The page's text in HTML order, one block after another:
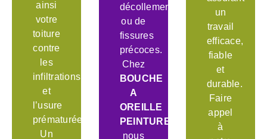
ainsi
votre
toiture
contre
les
infiltrations
et
l’usure
prématurée.
Un
décollement
ou de
fissures
précoces.
Chez
BOUCHE
A
OREILLE
PEINTURE
nous
un
travail
efficace,
fiable
et
durable.
Faire
appel
à